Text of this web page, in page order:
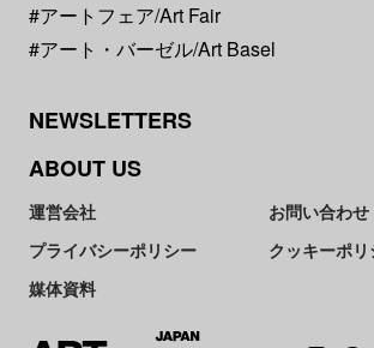
#アートフェア/Art Fair
#アート・バーゼル/Art Basel
NEWSLETTERS
ABOUT US
運営会社
お問い合わせ
プライバシーポリシー
クッキーポリ
媒体資料